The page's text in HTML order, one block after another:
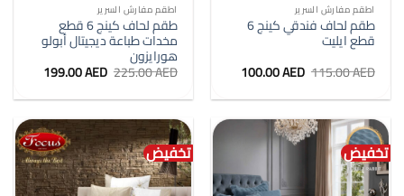
اطقم مفارش السرير
طقم لحاف فندقي كينج 6
قطع ايليت
115.00AED السعر
الأصلي
هو:
115.00 AED.
100.00AED
هو:
100.00 AED.
اطقم مفارش السرير
طقم لحاف كينج 6 قطع
مخدات طباعة ديجيتال أبولو
هورايزون
225.00AED السعر
الأصلي
هو:
225.00 AED.
199.00AED
هو:
199.00 AED.
تخفيض تخفيض